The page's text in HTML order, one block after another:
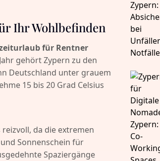
Ihr Wohlbefinden
für Rentner
gehört Zypern zu den
Deutschland unter grauem
15 bis 20 Grad Celsius
da die extremen
Sonnenschein für
Spaziergänge